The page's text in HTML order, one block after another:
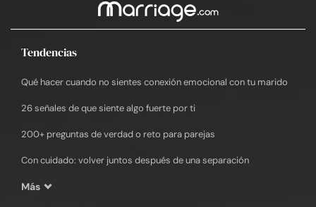
Tendencias
Qué hacer cuando no sientes conexión emocional con tu marido
26 señales de que siente algo fuerte por ti
200+ preguntas de verdad o reto para parejas
Con cuidado: volver juntos después de una separación
Más